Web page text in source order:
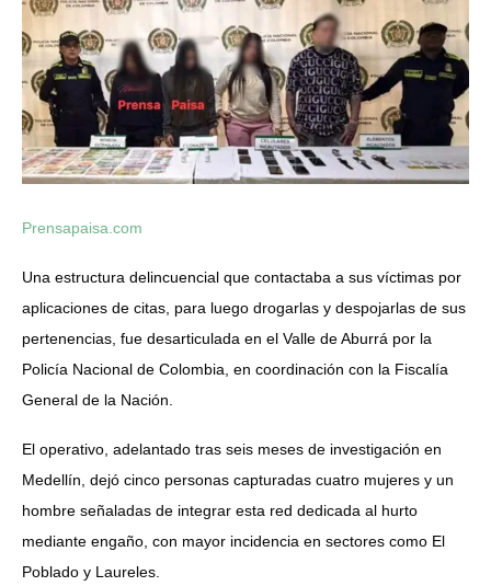
Prensapaisa.com
Una estructura delincuencial que contactaba a sus víctimas por
aplicaciones de citas, para luego drogarlas y despojarlas de sus
pertenencias, fue desarticulada en el Valle de Aburrá por la
Policía Nacional de Colombia, en coordinación con la Fiscalía
General de la Nación.
El operativo, adelantado tras seis meses de investigación en
Medellín, dejó cinco personas capturadas cuatro mujeres y un
hombre señaladas de integrar esta red dedicada al hurto
mediante engaño, con mayor incidencia en sectores como El
Poblado y Laureles.